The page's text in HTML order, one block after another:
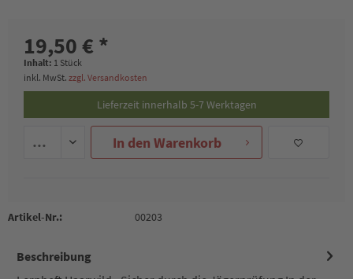
19,50 € *
Inhalt: 1 Stück
inkl. MwSt. zzgl. Versandkosten
Lieferzeit innerhalb 5-7 Werktagen
In den Warenkorb
Artikel-Nr.: 00203
Beschreibung